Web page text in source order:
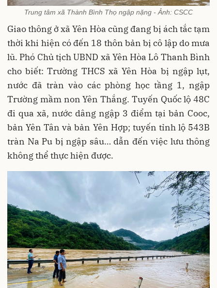
Trung tâm xã Thành Bình Thọ ngập nặng - Ảnh: CSCC
Giao thông ở xã Yên Hòa cũng đang bị ách tắc tạm
thời khi hiện có đến 18 thôn bản bị cô lập do mưa
lũ. Phó Chủ tịch UBND xã Yên Hòa Lô Thanh Bình
cho biết: Trường THCS xã Yên Hòa bị ngập lụt,
nước đã tràn vào các phòng học tầng 1, ngập
Trường mầm non Yên Thắng. Tuyến Quốc lộ 48C
đi qua xã, nước dâng ngập 3 điểm tại bản Cooc,
bản Yên Tân và bản Yên Hợp; tuyến tỉnh lộ 543B
tràn Na Pu bị ngập sâu… dẫn đến việc lưu thông
không thể thực hiện được.